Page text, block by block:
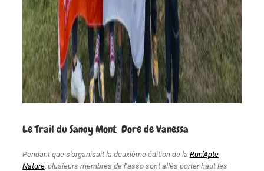
Le Trail du Sancy Mont-Dore de Vanessa
Pendant que s’organisait la deuxième édition de la Run’Apte
Nature , plusieurs membres de l’asso sont allés porter haut les